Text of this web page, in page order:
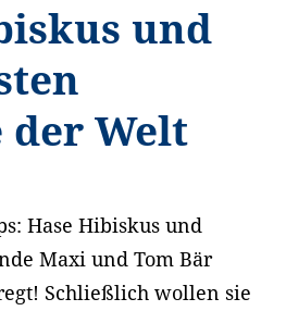
und
der Welt
Hase Hibiskus und
Maxi und Tom Bär
Schließlich wollen sie